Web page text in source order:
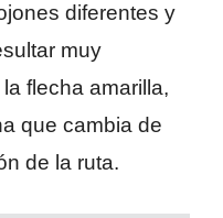
diferentes y
muy
flecha amarilla,
que cambia de
de la ruta.